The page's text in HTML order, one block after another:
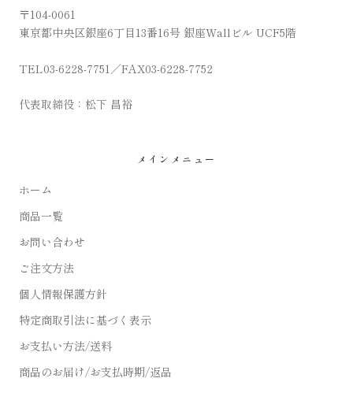
〒104-0061
東京都中央区銀座6丁目13番16号 銀座Wallビル UCF5階
TEL03-6228-7751／FAX03-6228-7752
代表取締役：松下 昌裕
メインメニュー
ホーム
商品一覧
お問い合わせ
ご注文方法
個人情報保護方針
特定商取引法に基づく表示
お支払い方法/送料
商品のお届け/お支払時期/返品